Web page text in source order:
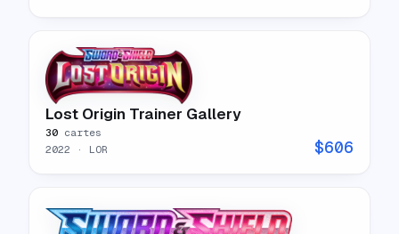
Lost Origin Trainer Gallery
30 cartes
2022 · LOR $606